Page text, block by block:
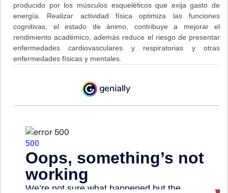
producido por los músculos esqueléticos que exija gasto de
energía. Realizar actividad física optimiza las funciones
cognitivas, el estado de ánimo, contribuye a mejorar el
rendimiento académico, además reduce el riesgo de presentar
enfermedades cardiovasculares y respiratorias y otras
enfermedades físicas y mentales.